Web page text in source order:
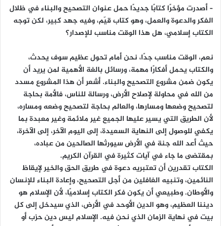
– أصدرت مؤخرًا كتابًا جديدًا حمل عنوان التصحيح والبناء في ظلال
الفكر والدعوة والعمل، وهو كتاب قيّم، وفيه جهد كبير، لكن توجه
الكتاب إسلامي، هل هذا الوقت مناسب للإصدار؟
نعم، الوقت مناسب جدًا، نحن أمام تحول عظيم سوف يحدث،
والكتاب يحمل أفكارًا مهمة، ورسائل بالغة الأهمية لمن يريد أن
يكون ضمن مشروع التصحيح والبناء. أشعر أن هذا المشروع مسدد
من الله في محاولة لإصلاح الأرض، ورسالة للناس، فالأمة بحاجة
لتصحيح وضعها ومسارها، والعالم بحاجة لتصحيح وضعه ومساره،
لأن الطريق التي يسير عليها الجميع غير ملائمة وغير معبدة بما
يكفي للوصول إلى النهاية السعيدة، إلى اليوم الآخر، إلى الآخرة،
حيث أعد الله جنة في الأرض سيورثها الصالحين من عباده،
بمقتضى ما جاء في آيات كثيرة في القرآن الكريم.
الكتاب تقدرين أن تعتبريه دعوة في طريق الحق والخير لإيقاظ
النائمين، وتنبيه الغافلين من أجل التصحيح، وإعادة البناء للإنسان
والأوطان. وطبيعي أن يكون فكر الكتاب إسلاميًا، لأن الإسلام هو
ديننا العظيم، وهو الدين الأوحد في الأرض، الذي سيدخل إلى كل
بيت في نهاية الزمان الذي نحن فيه. الإسلام ليس دين حزب أو